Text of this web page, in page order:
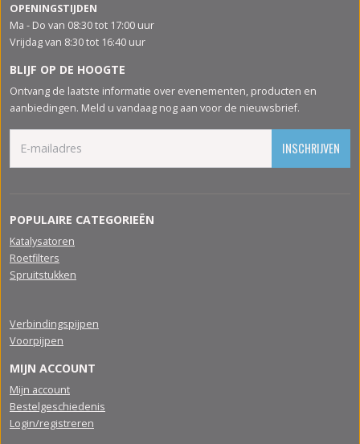
OPENINGSTIJDEN
Ma - Do van 08:30 tot 17:00 uur
Vrijdag van 8:30 tot 16:40 uur
BLIJF OP DE HOOGTE
Ontvang de laatste informatie over evenementen, producten en
aanbiedingen. Meld u vandaag nog aan voor de nieuwsbrief.
INSCHRIJVEN
POPULAIRE CATEGORIEËN
Katalysatoren
Roetfilters
Spruitstukken
Verbindingspijpen
Voorpijpen
MIJN ACCOUNT
Mijn account
Bestelgeschiedenis
Login/registreren